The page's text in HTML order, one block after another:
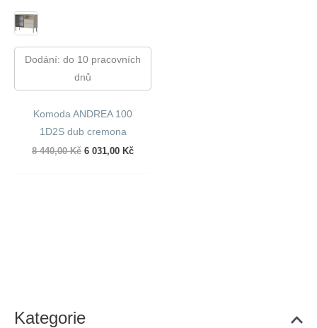
Kategorie
Dodání: do 10 pracovních
dnů
Komoda ANDREA 100
1D2S dub cremona
8 440,00Kč Původní
6 031,00 KčAktuální